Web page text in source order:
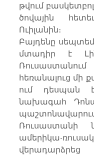
թվում
ծովային
Ուիլանին։
Բայդենը
մտադիր է
հեռանալուց մի
ում դեսպան
նախագահ
Ռուսաստանի
ամերիկա-